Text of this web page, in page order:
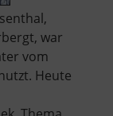
war
vom
Heute